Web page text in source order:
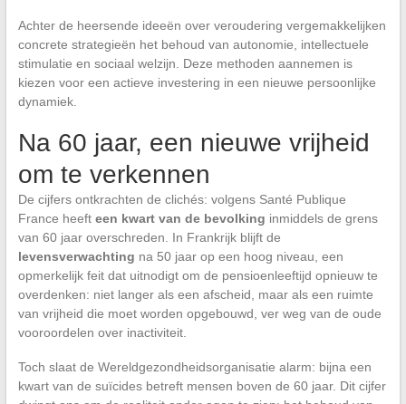
Achter de heersende ideeën over veroudering vergemakkelijken
concrete strategieën het behoud van autonomie, intellectuele
stimulatie en sociaal welzijn. Deze methoden aannemen is
kiezen voor een actieve investering in een nieuwe persoonlijke
dynamiek.
Na 60 jaar, een nieuwe vrijheid
om te verkennen
De cijfers ontkrachten de clichés: volgens Santé Publique
France heeft een kwart van de bevolking inmiddels de grens
van 60 jaar overschreden. In Frankrijk blijft de
levensverwachting na 50 jaar op een hoog niveau, een
opmerkelijk feit dat uitnodigt om de pensioenleeftijd opnieuw te
overdenken: niet langer als een afscheid, maar als een ruimte
van vrijheid die moet worden opgebouwd, ver weg van de oude
vooroordelen over inactiviteit.
Toch slaat de Wereldgezondheidsorganisatie alarm: bijna een
kwart van de suïcides betreft mensen boven de 60 jaar. Dit cijfer